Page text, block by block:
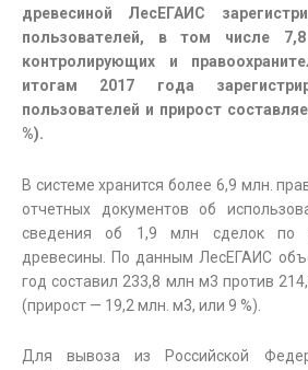
древесиной ЛесЕГАИС
пользователей, в том числе
контролирующих и
итогам 2017 года
пользователей и прирост
%).
В системе хранится более 6,9 млн.
отчетных документов об
сведения об 1,9 млн сделок по
древесины. По данным ЛесЕГАИС
год составил 233,8 млн м3 против
(прирост — 19,2 млн. м3, или 9 %).
Для вывоза из Российской